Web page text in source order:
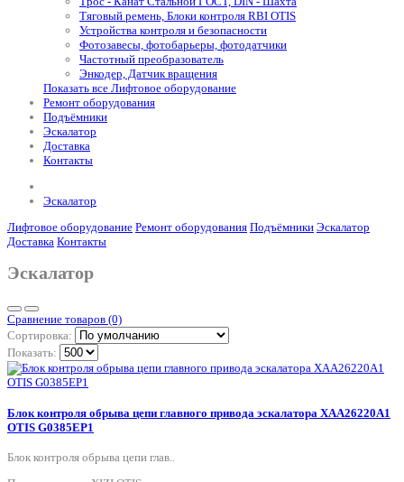
Тяговый ремень, Блоки контроля RBI OTIS
Устройства контроля и безопасности
Фотозавесы, фотобарьеры, фотодатчики
Частотный преобразователь
Энкодер, Датчик вращения
Показать все Лифтовое оборудование
Ремонт оборудования
Подъёмники
Эскалатор
Доставка
Контакты
Эскалатор
Лифтовое оборудование Ремонт оборудования Подъёмники Эскалатор
Доставка Контакты
Эскалатор
Сравнение товаров (0)
Сортировка:
Показать:
Блок контроля обрыва цепи главного привода эскалатора XAA26220A1
OTIS G0385EP1
Блок контроля обрыва цепи глав..